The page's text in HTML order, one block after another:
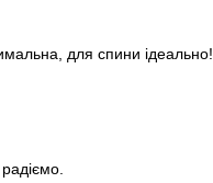
для спини ідеально!